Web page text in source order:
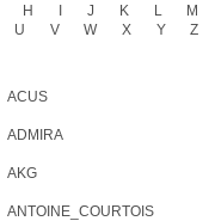
ACUS
ADMIRA
AKG
ANTOINE_COURTOIS
H J K L
M
U V W X Y
Z